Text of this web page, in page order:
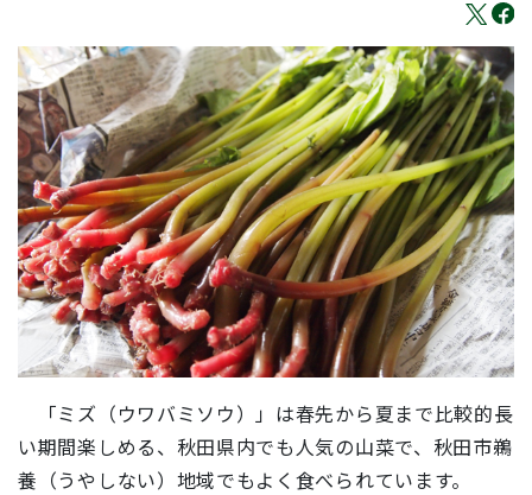
「ミズ（ウワバミソウ）」は春先から夏まで比較的長
い期間楽しめる、秋田県内でも人気の山菜で、秋田市鵜
養（うやしない）地域でもよく食べられています。